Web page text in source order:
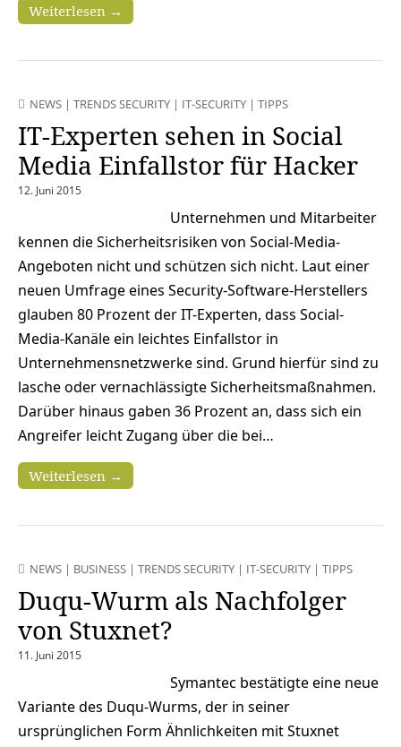
Weiterlesen →
NEWS | TRENDS SECURITY | IT-SECURITY | TIPPS
IT-Experten sehen in Social
Media Einfallstor für Hacker
12. Juni 2015
Unternehmen und Mitarbeiter
kennen die Sicherheitsrisiken von Social-Media-
Angeboten nicht und schützen sich nicht. Laut einer
neuen Umfrage eines Security-Software-Herstellers
glauben 80 Prozent der IT-Experten, dass Social-
Media-Kanäle ein leichtes Einfallstor in
Unternehmensnetzwerke sind. Grund hierfür sind zu
lasche oder vernachlässigte Sicherheitsmaßnahmen.
Darüber hinaus gaben 36 Prozent an, dass sich ein
Angreifer leicht Zugang über die bei…
Weiterlesen →
NEWS | BUSINESS | TRENDS SECURITY | IT-SECURITY | TIPPS
Duqu-Wurm als Nachfolger
von Stuxnet?
11. Juni 2015
Symantec bestätigte eine neue
Variante des Duqu-Wurms, der in seiner
ursprünglichen Form Ähnlichkeiten mit Stuxnet